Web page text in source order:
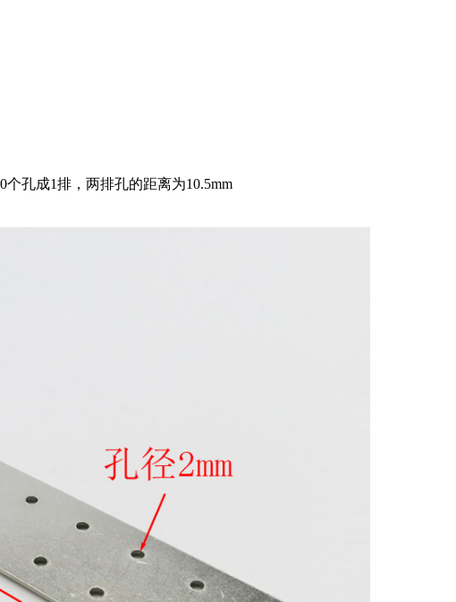
个孔成1排，两排孔的距离为10.5mm